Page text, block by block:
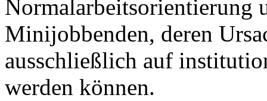
Normalarbeitsorientierung
Minijobbenden, deren
ausschließlich auf
werden können.